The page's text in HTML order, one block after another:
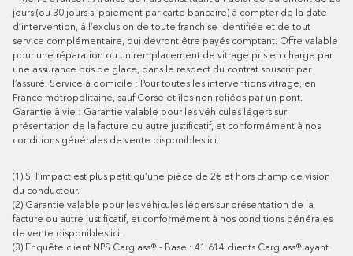
jours (ou 30 jours si paiement par carte bancaire) à compter de la date
d’intervention, à l’exclusion de toute franchise identifiée et de tout
service complémentaire, qui devront être payés comptant. Offre valable
pour une réparation ou un remplacement de vitrage pris en charge par
une assurance bris de glace, dans le respect du contrat souscrit par
l’assuré. Service à domicile : Pour toutes les interventions vitrage, en
France métropolitaine, sauf Corse et îles non reliées par un pont.
Garantie à vie : Garantie valable pour les véhicules légers sur
présentation de la facture ou autre justificatif, et conformément à nos
conditions générales de vente disponibles ici.
(1) Si l’impact est plus petit qu’une pièce de 2€ et hors champ de vision
du conducteur.
(2) Garantie valable pour les véhicules légers sur présentation de la
facture ou autre justificatif, et conformément à nos conditions générales
de vente disponibles ici.
(3) Enquête client NPS Carglass® - Base : 41 614 clients Carglass® ayant